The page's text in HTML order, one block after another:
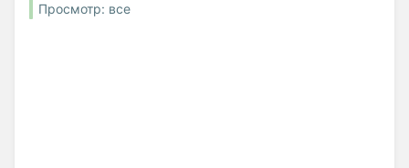
Просмотр: все